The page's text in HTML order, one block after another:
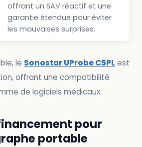
offrant un SAV réactif et une
garantie étendue pour éviter
les mauvaises surprises.
le Sonostar UProbe C5PL est
offrant une compatibilité
de logiciels médicaux.
pour
portable